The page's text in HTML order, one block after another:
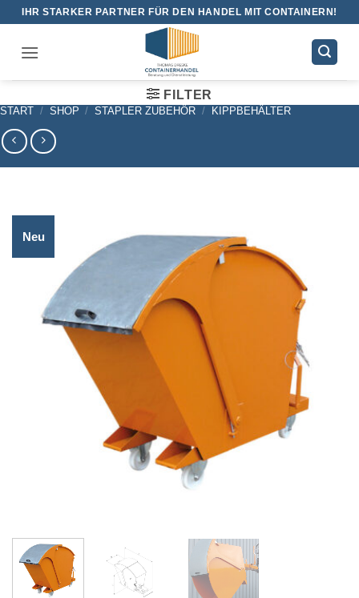
Zum
springen
IHR STARKER PARTNER FÜR DEN HANDEL MIT CONTAINERN!
FILTER
START / SHOP / STAPLER ZUBEHÖR / KIPPBEHÄLTER
Neu